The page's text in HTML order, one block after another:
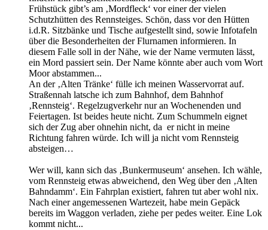
Frühstück gibt’s am ‚Mordfleck‘ vor einer der vielen
Schutzhütten des Rennsteiges. Schön, dass vor den Hütten
i.d.R. Sitzbänke und Tische aufgestellt sind, sowie Infotafeln
über die Besonderheiten der Flurnamen informieren. In
diesem Falle soll in der Nähe, wie der Name vermuten lässt,
ein Mord passiert sein. Der Name könnte aber auch vom Wort
Moor abstammen...
An der ‚Alten Tränke‘ fülle ich meinen Wasservorrat auf.
Straßennah latsche ich zum Bahnhof, dem Bahnhof
‚Rennsteig‘. Regelzugverkehr nur an Wochenenden und
Feiertagen. Ist beides heute nicht. Zum Schummeln eignet
sich der Zug aber ohnehin nicht, da er nicht in meine
Richtung fahren würde. Ich will ja nicht vom Rennsteig
absteigen…
Wer will, kann sich das ‚Bunkermuseum‘ ansehen. Ich wähle,
vom Rennsteig etwas abweichend, den Weg über den ‚Alten
Bahndamm‘. Ein Fahrplan existiert, fahren tut aber wohl nix.
Nach einer angemessenen Wartezeit, habe mein Gepäck
bereits im Waggon verladen, ziehe per pedes weiter. Eine Lok
kommt nicht...